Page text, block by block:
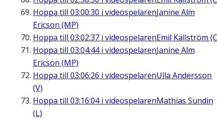
Hoppa till 03:00:30 i videospelarenJanine Alm
Ericson (MP)
Hoppa till 03:02:37 i videospelarenEmil Källström
Hoppa till 03:04:44i videospelarenJanine Alm
Ericson (MP)
Hoppa till 03:06:26 i videospelarenUlla Andersson
(V)
Hoppa till 03:16:04i videospelarenMathias Sundin
(L)